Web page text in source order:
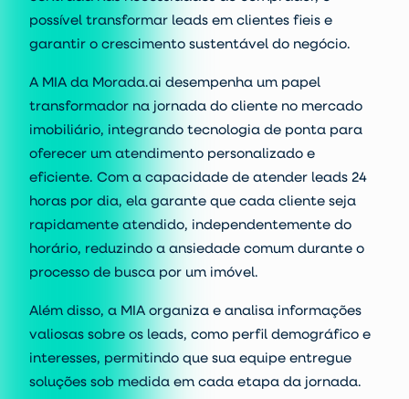
possível transformar leads em clientes fieis e
garantir o crescimento sustentável do negócio.
A MIA da Morada.ai desempenha um papel
transformador na jornada do cliente no mercado
imobiliário, integrando tecnologia de ponta para
oferecer um atendimento personalizado e
eficiente. Com a capacidade de atender leads 24
horas por dia, ela garante que cada cliente seja
rapidamente atendido, independentemente do
horário, reduzindo a ansiedade comum durante o
processo de busca por um imóvel.
Além disso, a MIA organiza e analisa informações
valiosas sobre os leads, como perfil demográfico e
interesses, permitindo que sua equipe entregue
soluções sob medida em cada etapa da jornada.